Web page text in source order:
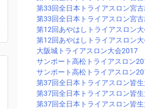
第33回全日本トライアスロン宮古
第33回全日本トライアスロン宮古
第12回あやはしトライアスロン
第12回あやはしトライアスロン
大阪城トライアスロン大会2017
サンポート高松トライアスロン
サンポート高松トライアスロン
第37回全日本トライアスロン皆生
第37回全日本トライアスロン皆生
第37回全日本トライアスロン皆生